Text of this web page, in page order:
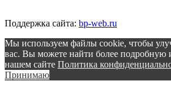
Поддержка сайта: bp-web.ru
Мы используем файлы cookie, чтобы
вас. Вы можете найти более
нашем сайте Политика
Принимаю